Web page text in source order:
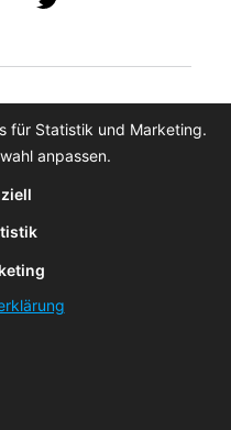
für Statistik und Marketing.
anpassen.